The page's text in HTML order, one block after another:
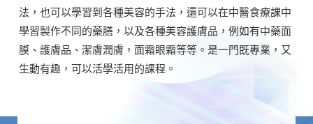
法，也可以學習到各種美容的手法，還可以在中醫食療課中
學習製作不同的藥膳，以及各種美容護膚品，例如有中藥面
膜、護膚品、潔膚潤膚，面霜眼霜等等。是一門既專業，又
生動有趣，可以活學活用的課程。